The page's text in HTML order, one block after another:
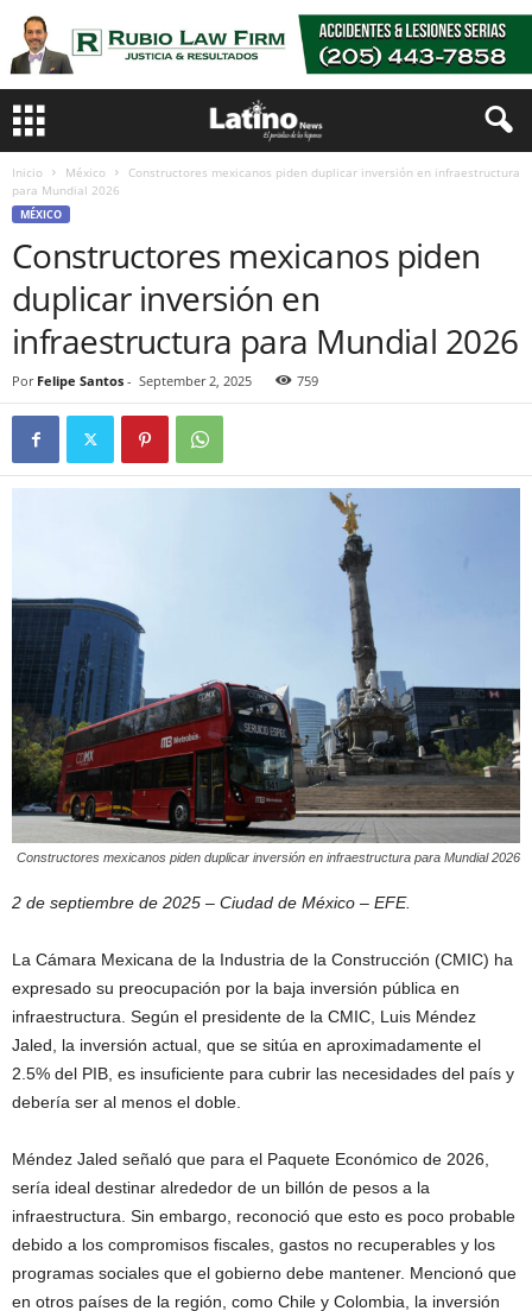
Inicio México
Constructores mexicanos piden duplicar inversión en infraestructura
para Mundial 2026
MÉXICO
Constructores mexicanos piden
duplicar inversión en
infraestructura para Mundial 2026
Por Felipe Santos - September 2, 2025 759
Constructores mexicanos piden duplicar inversión en infraestructura para Mundial 2026
2 de septiembre de 2025 – Ciudad de México – EFE.
La Cámara Mexicana de la Industria de la Construcción (CMIC) ha
expresado su preocupación por la baja inversión pública en
infraestructura. Según el presidente de la CMIC, Luis Méndez
Jaled, la inversión actual, que se sitúa en aproximadamente el
2.5% del PIB, es insuficiente para cubrir las necesidades del país y
debería ser al menos el doble.
Méndez Jaled señaló que para el Paquete Económico de 2026,
sería ideal destinar alrededor de un billón de pesos a la
infraestructura. Sin embargo, reconoció que esto es poco probable
debido a los compromisos fiscales, gastos no recuperables y los
programas sociales que el gobierno debe mantener. Mencionó que
en otros países de la región, como Chile y Colombia, la inversión